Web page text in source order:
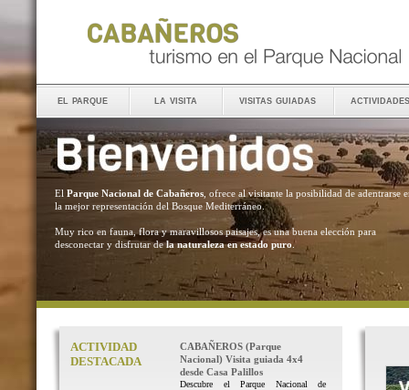
el parque la visita visitas guiadas actividades
El Parque Nacional de Cabañeros , ofrece al visitante la posibilidad de adentrarse
la mejor representación del Bosque Mediterráneo.
Muy rico en fauna, flora y maravillosos paisajes, es una buena elección para
desconectar y disfrutar dela naturaleza en estado puro .
ACTIVIDAD
DESTACADA
CABAÑEROS (Parque
Nacional) Visita guiada 4x4
desde Casa Palillos
Descubre el Parque Nacional de